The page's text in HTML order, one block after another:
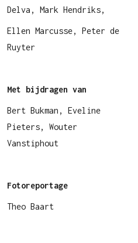
Delva, Mark Hendriks,
Ellen Marcusse, Peter de
Ruyter
Met bijdragen van
Bert Bukman, Eveline
Pieters, Wouter
Vanstiphout
Fotoreportage
Theo Baart